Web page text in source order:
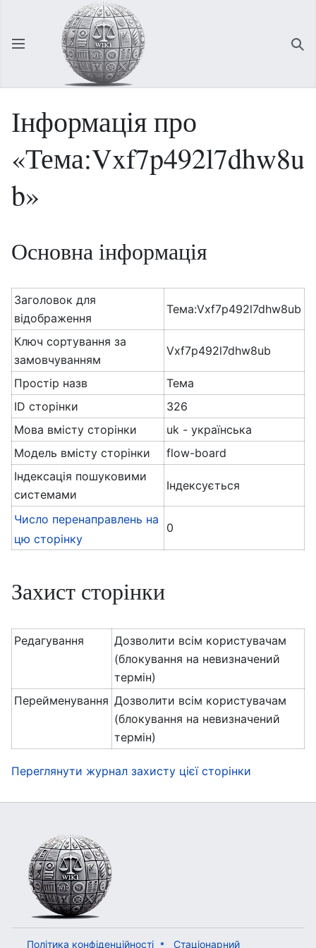
Відкрити головне меню
Інформація про
«Тема:Vxf7p492l7dhw8u
b»
Основна інформація
Заголовок для
відображення
Тема:Vxf7p492l7dhw8ub
Ключ сортування за
замовчуванням
Vxf7p492l7dhw8ub
Простір назв
Тема
ID сторінки
326
Мова вмісту сторінки
uk - українська
Модель вмісту сторінки
flow-board
Індексація пошуковими
системами
Індексується
Число перенаправлень на
цю сторінку
0
Захист сторінки
Редагування
Дозволити всім користувачам
(блокування на невизначений
термін)
Перейменування Дозволити всім користувачам
(блокування на невизначений
термін)
Переглянути журнал захисту цієї сторінки
Політика конфіденційності Стаціонарний